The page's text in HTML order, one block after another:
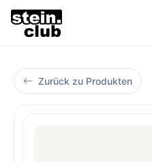
Zurück zu Produkten